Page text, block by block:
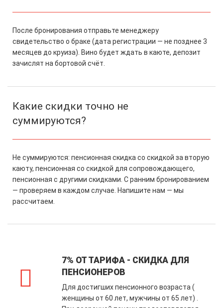
После бронирования отправьте менеджеру
свидетельство о браке (дата регистрации — не позднее 3
месяцев до круиза). Вино будет ждать в каюте, депозит
зачислят на бортовой счёт.
Какие скидки точно не
суммируются?
Не суммируются: пенсионная скидка со скидкой за вторую
каюту, пенсионная со скидкой для сопровождающего,
пенсионная с другими скидками. С ранним бронированием
— проверяем в каждом случае. Напишите нам — мы
рассчитаем.
7% ОТ ТАРИФА - СКИДКА ДЛЯ
ПЕНСИОНЕРОВ
Для достигших пенсионного возраста (
женщины от 60 лет, мужчины от 65 лет) .